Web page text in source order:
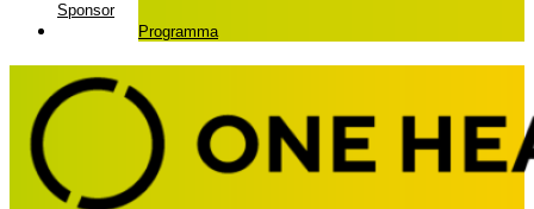
Sponsor
Programma